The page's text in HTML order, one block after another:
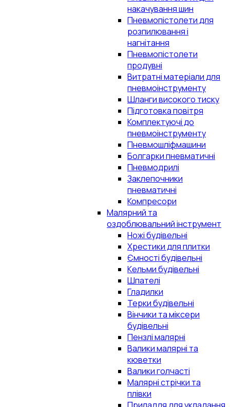
накачування шин
Пневмопістолети для
розпилювання і
нагнітання
Пневмопістолети
продувні
Витратні матеріали для
пневмоінструменту
Шланги високого тиску
Підготовка повітря
Комплектуючі до
пневмоінструменту
Пневмошліфмашини
Болгарки пневматичні
Пневмодрилі
Заклепочники
пневматичні
Компресори
Малярний та
оздоблювальний інструмент
Ножі будівельні
Хрестики для плитки
Ємності будівельні
Кельми будівельні
Шпателі
Гладилки
Терки будівельні
Вінчики та міксери
будівельні
Пензлі малярні
Валики малярні та
кюветки
Валики голчасті
Малярні стрічки та
плівки